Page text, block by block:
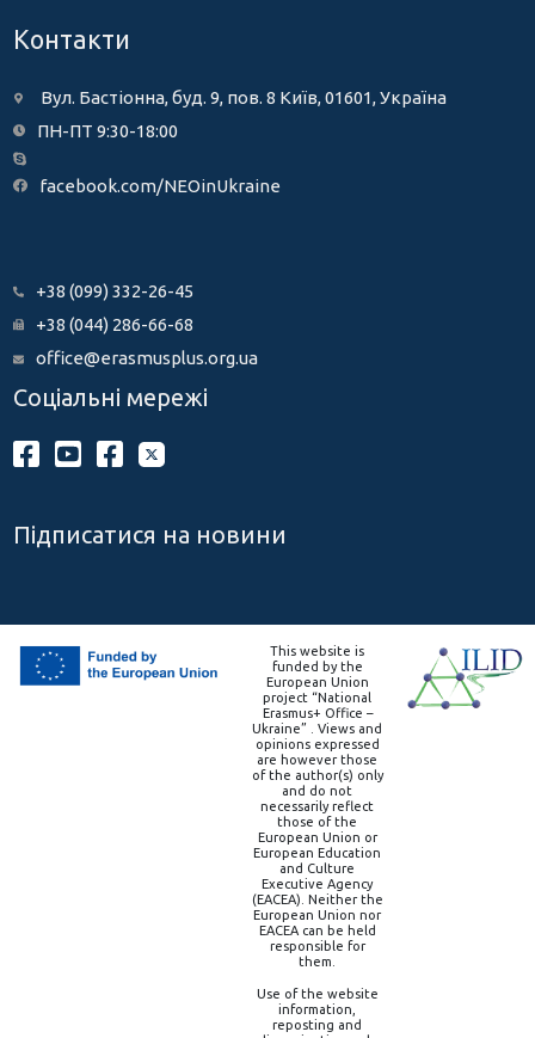
Контакти
Вул. Бастіонна, буд. 9, пов. 8 Київ, 01601, Україна
ПН-ПТ 9:30-18:00
facebook.com/NEOinUkraine
+38 (099) 332-26-45
+38 (044) 286-66-68
office@erasmusplus.org.ua
Соціальні мережі
Підписатися на новини
This website is
funded by the
European Union
project “National
Erasmus+ Office –
Ukraine” . Views and
opinions expressed
are however those
of the author(s) only
and do not
necessarily reflect
those of the
European Union or
European Education
and Culture
Executive Agency
(EACEA). Neither the
European Union nor
EACEA can be held
responsible for
them.
Use of the website
information,
reposting and